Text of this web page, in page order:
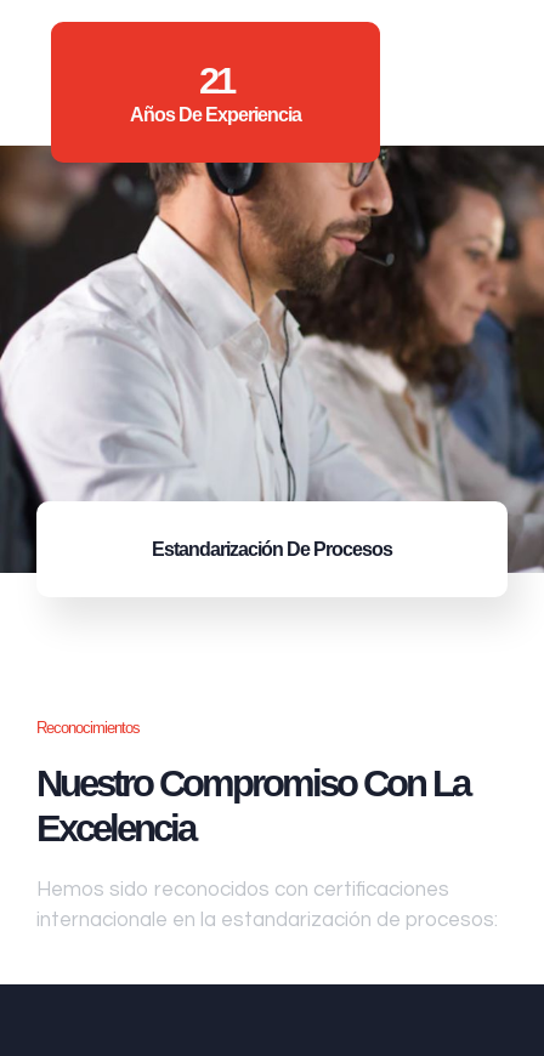
21
Años De Experiencia
Estandarización De Procesos
Reconocimientos
Nuestro Compromiso Con La
Excelencia
Hemos sido reconocidos con certificaciones
internacionale en la estandarización de procesos: